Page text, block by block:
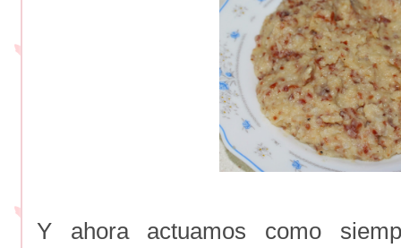
Y ahora actuamos como